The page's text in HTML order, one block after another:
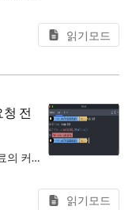
읽기모드
전
회사에서 코드 리뷰를 진행하며, 동료의 커밋 크기가 상당히 큰 것을 확인했다.
미한다.
읽기모드